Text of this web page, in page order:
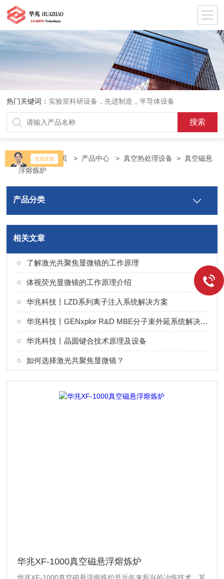
热门关键词： 实验室科研设备，先进制造，半导体设备
当前位置：首页 > 产品中心 >真空热处理设备 >真空磁悬
浮熔炼炉
产品分类
相关文章
了解激光共聚焦显微镜的工作原理
体视荧光显微镜的工作原理介绍
华兆科技丨LZD系列离子注入系统解决方案
华兆科技丨GENxplor R&D MBE分子束外延系统解决方案
华兆科技丨晶圆键合技术原理及设备
如何选择激光共聚焦显微镜？
华兆XF-1000真空磁悬浮熔炼炉